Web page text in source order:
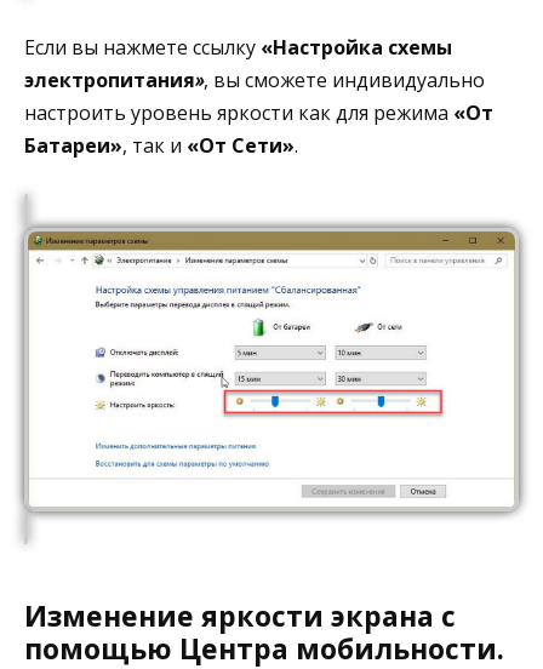
Если вы нажмете ссылку «Настройка схемы
электропитания», вы сможете индивидуально
настроить уровень яркости как для режима «От
Батареи», так и «От Сети».
Изменение яркости экрана с
помощью Центра мобильности.